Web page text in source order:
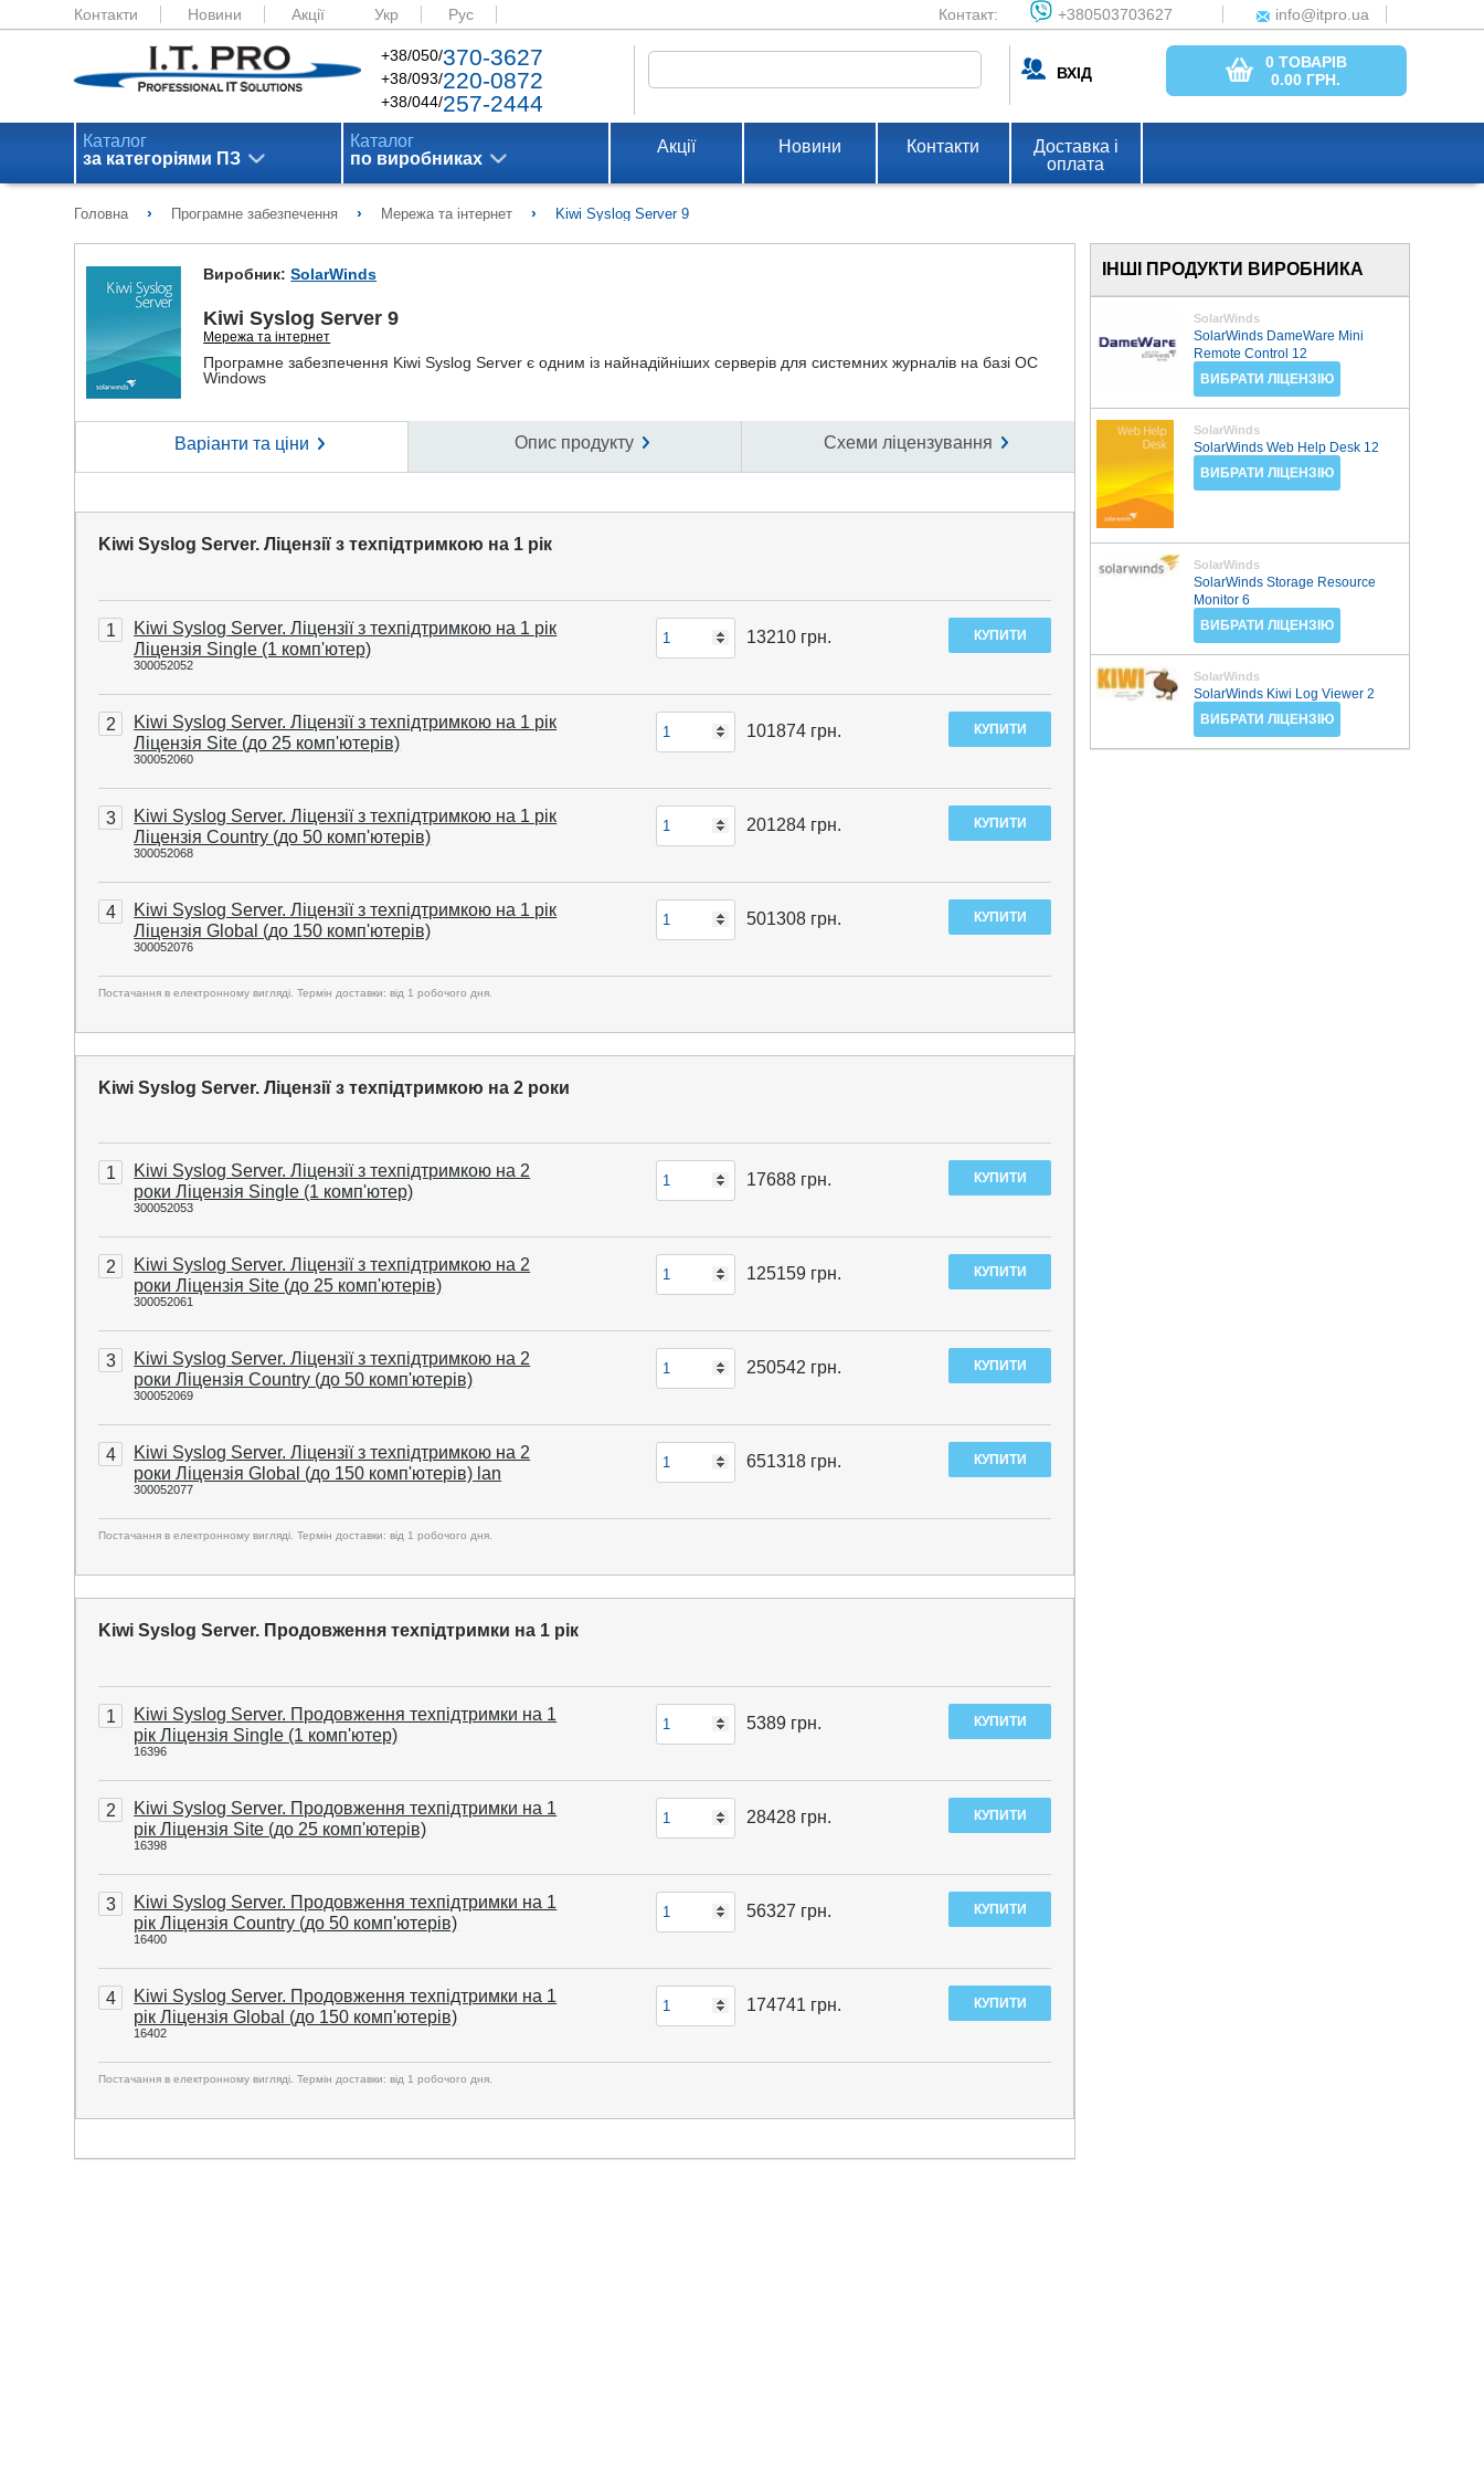
Контакти Новини Акції Укр Рус Контакт: +380503703627 info@itpro.ua
+38/050/370-3627
+38/093/220-0872
+38/044/257-2444
ВХІД
0 ТОВАРІВ
0.00 ГРН.
Каталог
за категоріями ПЗ
Каталог
по виробниках
Акції Новини Контакти
Доставка і
оплата
Головна › Програмне забезпечення › Мережа та інтернет › Kiwi Syslog Server 9
Виробник:SolarWinds
Kiwi Syslog Server 9
Мережа та інтернет
Програмне забезпечення Kiwi Syslog Server є одним із найнадійніших серверів для системних журналів на базі ОС
Windows
Варіанти та ціни Опис продукту Схеми ліцензування
Kiwi Syslog Server. Ліцензії з техпідтримкою на 1 рік
1
Kiwi Syslog Server. Ліцензії з техпідтримкою на 1 рік
Ліцензія Single (1 комп'ютер)
300052052
13210грн.
2
Kiwi Syslog Server. Ліцензії з техпідтримкою на 1 рік
Ліцензія Site (до 25 комп'ютерів)
300052060
101874грн.
3
Kiwi Syslog Server. Ліцензії з техпідтримкою на 1 рік
Ліцензія Country (до 50 комп'ютерів)
300052068
201284грн.
4
Kiwi Syslog Server. Ліцензії з техпідтримкою на 1 рік
Ліцензія Global (до 150 комп'ютерів)
300052076
501308грн.
Постачання в електронному вигляді. Термін доставки: від 1 робочого дня.
Kiwi Syslog Server. Ліцензії з техпідтримкою на 2 роки
1
Kiwi Syslog Server. Ліцензії з техпідтримкою на 2
роки Ліцензія Single (1 комп'ютер)
300052053
17688грн.
2
Kiwi Syslog Server. Ліцензії з техпідтримкою на 2
роки Ліцензія Site (до 25 комп'ютерів)
300052061
125159грн.
3
Kiwi Syslog Server. Ліцензії з техпідтримкою на 2
роки Ліцензія Country (до 50 комп'ютерів)
300052069
250542 грн.
4
Kiwi Syslog Server. Ліцензії з техпідтримкою на 2
роки Ліцензія Global (до 150 комп'ютерів) lan
300052077
651318грн.
Постачання в електронному вигляді. Термін доставки: від 1 робочого дня.
Kiwi Syslog Server. Продовження техпідтримки на 1 рік
1
Kiwi Syslog Server. Продовження техпідтримки на 1
рік Ліцензія Single (1 комп'ютер)
16396
5389грн.
2
Kiwi Syslog Server. Продовження техпідтримки на 1
рік Ліцензія Site (до 25 комп'ютерів)
16398
28428грн.
3
Kiwi Syslog Server. Продовження техпідтримки на 1
рік Ліцензія Country (до 50 комп'ютерів)
16400
56327 грн.
4
Kiwi Syslog Server. Продовження техпідтримки на 1
рік Ліцензія Global (до 150 комп'ютерів)
16402
174741 грн.
Постачання в електронному вигляді. Термін доставки: від 1 робочого дня.
ІНШІ ПРОДУКТИ ВИРОБНИКА
SolarWinds
SolarWinds DameWare Mini
Remote Control 12
ВИБРАТИ ЛІЦЕНЗІЮ
SolarWinds
SolarWinds Web Help Desk 12
ВИБРАТИ ЛІЦЕНЗІЮ
SolarWinds
SolarWinds Storage Resource
Monitor 6
ВИБРАТИ ЛІЦЕНЗІЮ
SolarWinds
SolarWinds Kiwi Log Viewer 2
ВИБРАТИ ЛІЦЕНЗІЮ